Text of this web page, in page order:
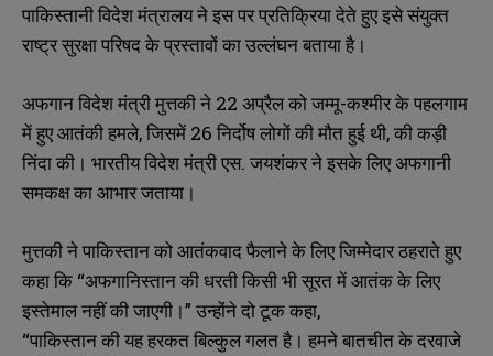
पाकिस्तानी विदेश मंत्रालय ने इस पर प्रतिक्रिया देते हुए इसे संयुक्त
राष्ट्र सुरक्षा परिषद के प्रस्तावों का उल्लंघन बताया है।
अफगान विदेश मंत्री मुत्तकी ने 22 अप्रैल को जम्मू-कश्मीर के पहलगाम
में हुए आतंकी हमले, जिसमें 26 निर्दोष लोगों की मौत हुई थी, की कड़ी
निंदा की। भारतीय विदेश मंत्री एस. जयशंकर ने इसके लिए अफगानी
समकक्ष का आभार जताया।
मुत्तकी ने पाकिस्तान को आतंकवाद फैलाने के लिए जिम्मेदार ठहराते हुए
कहा कि “अफगानिस्तान की धरती किसी भी सूरत में आतंक के लिए
इस्तेमाल नहीं की जाएगी।” उन्होंने दो टूक कहा,
“पाकिस्तान की यह हरकत बिल्कुल गलत है। हमने बातचीत के दरवाजे